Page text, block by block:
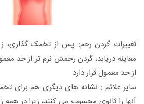
تغییرات گردن رحم: پس از تخمک
معاینه دریابد، گردن رحمش نرم تر از حد
از حد معمول قرار دارد.
سایر علائم : نشانه های دیگری هم برای